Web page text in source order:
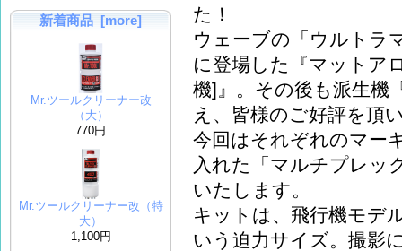
新着商品 [more]
Mr.ツールクリーナー改
（大）
770円
Mr.ツールクリーナー改（特
大）
1,100円
た！
ウェーブの「ウルトラ
に登場した『マットア
機]』。その後も派生機
え、皆様のご好評を頂
今回はそれぞれのマー
入れた「マルチプレッ
いたします。
キットは、飛行機モデ
いう迫力サイズ。撮影